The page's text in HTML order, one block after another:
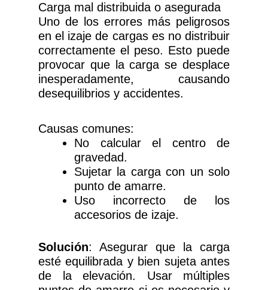
Carga mal distribuida o asegurada
Uno de los errores más peligrosos
en el izaje de cargas es no distribuir
correctamente el peso. Esto puede
provocar que la carga se desplace
inesperadamente, causando
desequilibrios y accidentes.
Causas comunes:
No calcular el centro de
gravedad.
Sujetar la carga con un solo
punto de amarre.
Uso incorrecto de los
accesorios de izaje.
Solución: Asegurar que la carga
esté equilibrada y bien sujeta antes
de la elevación. Usar múltiples